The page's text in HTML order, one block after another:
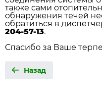
также сами
обнаружения течей
обратиться в
204-57-13.
Спасибо за Ваше
Назад